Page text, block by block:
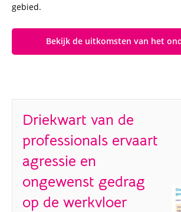
gebied.
Bekijk de uitkomsten van het
Driekwart van de
professionals ervaart
agressie en
ongewenst gedrag
op de werkvloer